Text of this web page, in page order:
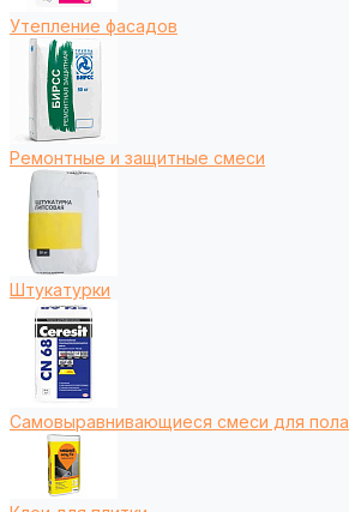
Утепление фасадов
Ремонтные и защитные смеси
Штукатурки
Самовыравнивающиеся смеси для пола